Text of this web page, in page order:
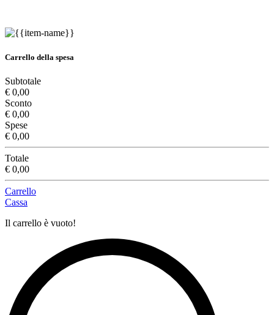
Carrello della spesa
Subtotale
€ 0,00
Sconto
€ 0,00
Spese
€ 0,00
Totale
€ 0,00
Carrello
Cassa
Il carrello è vuoto!